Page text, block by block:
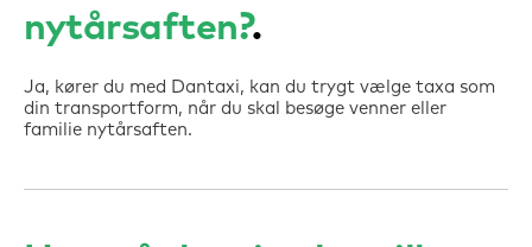
nytårsaften?
Ja, kører du med Dantaxi, kan du trygt vælge taxa som
din transportform, når du skal besøge venner eller
familie nytårsaften.